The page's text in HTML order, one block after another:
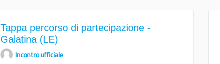
Tappa percorso di partecipazione -
Galatina (LE)
Incontro ufficiale